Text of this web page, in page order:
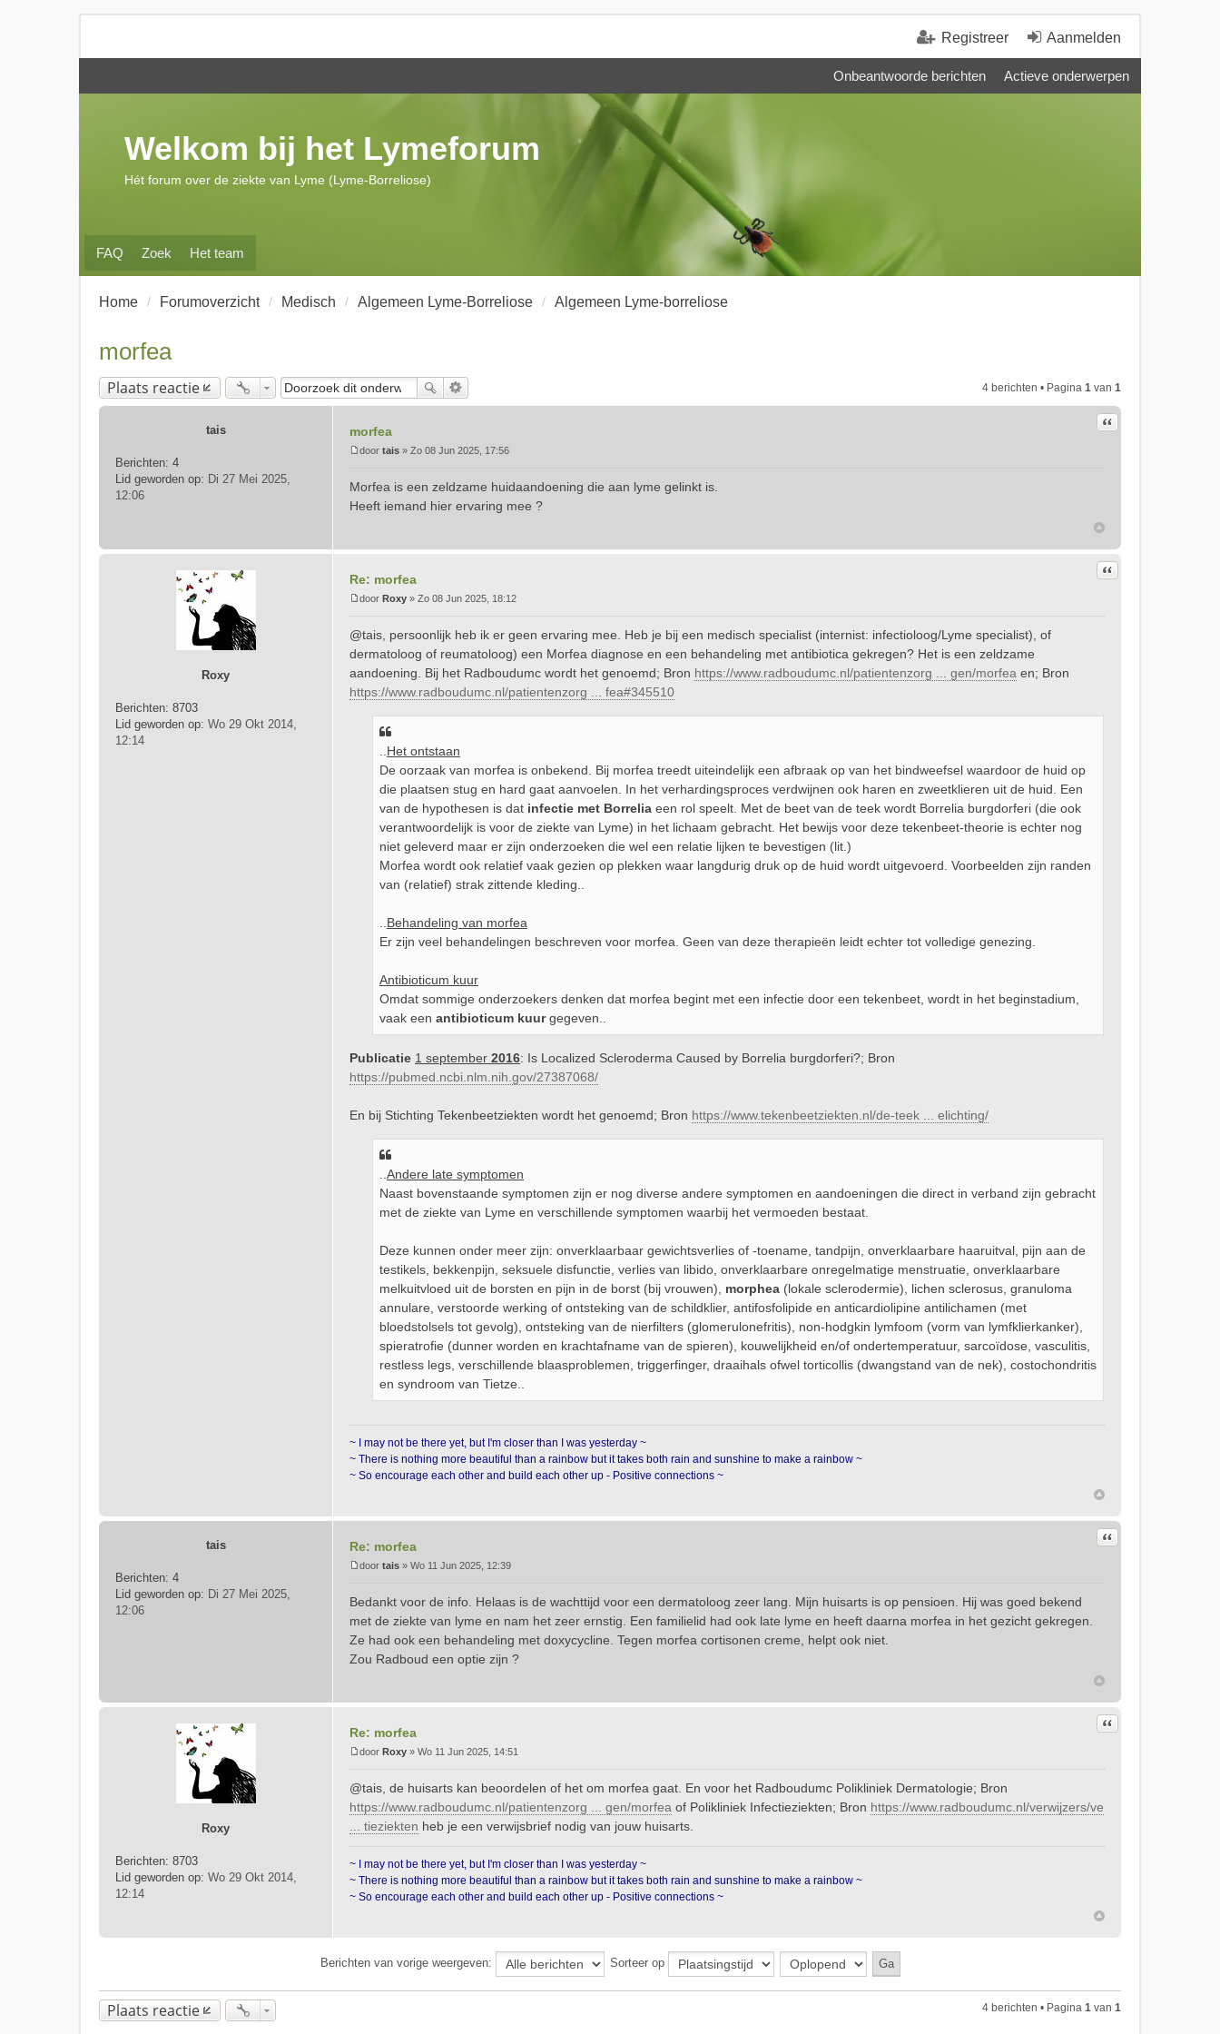
Aanmelden
Registreer
Onbeantwoorde berichten Actieve onderwerpen
FAQ Zoek Het team
Welkom bij het Lymeforum
Hét forum over de ziekte van Lyme (Lyme-Borreliose)
Home Forumoverzicht Medisch Algemeen Lyme-Borreliose Algemeen Lyme-borreliose
morfea
Plaats reactie 4 berichten • Pagina 1 van 1
tais
Berichten: 4
Lid geworden op: Di 27 Mei 2025,
12:06
morfea Citeer
r
i
door tais » Zo 08 Jun 2025, 17:56
Morfea is een zeldzame huidaandoening die aan lyme gelinkt is.
Heeft iemand hier ervaring mee ?
Roxy
Berichten: 8703
Lid geworden op: Wo 29 Okt 2014,
12:14
Re: morfea Citeer
i
c
h
door Roxy » Zo 08 Jun 2025, 18:12
@tais, persoonlijk heb ik er geen ervaring mee. Heb je bij een medisch specialist (internist: infectioloog/Lyme specialist), of
dermatoloog of reumatoloog) een Morfea diagnose en een behandeling met antibiotica gekregen? Het is een zeldzame
aandoening. Bij het Radboudumc wordt het genoemd; Bron https://www.radboudumc.nl/patientenzorg ... gen/morfea en; Bron
https://www.radboudumc.nl/patientenzorg ... fea#345510
Het ontstaan
De oorzaak van morfea is onbekend. Bij morfea treedt uiteindelijk een afbraak op van het bindweefsel waardoor de huid op
die plaatsen stug en hard gaat aanvoelen. In het verhardingsproces verdwijnen ook haren en zweetklieren uit de huid. Een
van de hypothesen is dat infectie met Borrelia een rol speelt. Met de beet van de teek wordt Borrelia burgdorferi (die ook
verantwoordelijk is voor de ziekte van Lyme) in het lichaam gebracht. Het bewijs voor deze tekenbeet-theorie is echter nog
niet geleverd maar er zijn onderzoeken die wel een relatie lijken te bevestigen (lit.)
Morfea wordt ook relatief vaak gezien op plekken waar langdurig druk op de huid wordt uitgevoerd. Voorbeelden zijn randen
van (relatief) strak zittende kleding..
Behandeling van morfea
Er zijn veel behandelingen beschreven voor morfea. Geen van deze therapieën leidt echter tot volledige genezing.
Antibioticum kuur
Omdat sommige onderzoekers denken dat morfea begint met een infectie door een tekenbeet, wordt in het beginstadium,
vaak een antibioticum kuurgegeven..
Publicatie 1 september 2016: Is Localized Scleroderma Caused by Borrelia burgdorferi?; Bron
https://pubmed.ncbi.nlm.nih.gov/27387068/
En bij Stichting Tekenbeetziekten wordt het genoemd; Bron https://www.tekenbeetziekten.nl/de-teek ... elichting/
Andere late symptomen
Naast bovenstaande symptomen zijn er nog diverse andere symptomen en aandoeningen die direct in verband zijn gebracht
met de ziekte van Lyme en verschillende symptomen waarbij het vermoeden bestaat.
Deze kunnen onder meer zijn: onverklaarbaar gewichtsverlies of -toename, tandpijn, onverklaarbare haaruitval, pijn aan de
testikels, bekkenpijn, seksuele disfunctie, verlies van libido, onverklaarbare onregelmatige menstruatie, onverklaarbare
melkuitvloed uit de borsten en pijn in de borst (bij vrouwen), morphea (lokale sclerodermie), lichen sclerosus, granuloma
annulare, verstoorde werking of ontsteking van de schildklier, antifosfolipide en anticardiolipine antilichamen (met
bloedstolsels tot gevolg), ontsteking van de nierfilters (glomerulonefritis), non-hodgkin lymfoom (vorm van lymfklierkanker),
spieratrofie (dunner worden en krachtafname van de spieren), kouwelijkheid en/of ondertemperatuur, sarcoïdose, vasculitis,
restless legs, verschillende blaasproblemen, triggerfinger, draaihals ofwel torticollis (dwangstand van de nek), costochondritis
en syndroom van Tietze..
~ I may not be there yet, but I'm closer than I was yesterday ~
~ There is nothing more beautiful than a rainbow but it takes both rain and sunshine to make a rainbow ~
~ So encourage each other and build each other up - Positive connections ~
tais
Berichten: 4
Lid geworden op: Di 27 Mei 2025,
12:06
Re: morfea Citeer
r
i
c
h
door tais » Wo 11 Jun 2025, 12:39
Bedankt voor de info. Helaas is de wachttijd voor een dermatoloog zeer lang. Mijn huisarts is op pensioen. Hij was goed bekend
met de ziekte van lyme en nam het zeer ernstig. Een familielid had ook late lyme en heeft daarna morfea in het gezicht gekregen.
Ze had ook een behandeling met doxycycline. Tegen morfea cortisonen creme, helpt ook niet.
Zou Radboud een optie zijn ?
Roxy
Berichten: 8703
Lid geworden op: Wo 29 Okt 2014,
12:14
Re: morfea Citeer
i
c
h
t
door Roxy » Wo 11 Jun 2025, 14:51
@tais, de huisarts kan beoordelen of het om morfea gaat. En voor het Radboudumc Polikliniek Dermatologie; Bron
https://www.radboudumc.nl/patientenzorg ... gen/morfea of Polikliniek Infectieziekten; Bron https://www.radboudumc.nl/verwijzers/ve
... tieziekten heb je een verwijsbrief nodig van jouw huisarts.
~ I may not be there yet, but I'm closer than I was yesterday ~
~ There is nothing more beautiful than a rainbow but it takes both rain and sunshine to make a rainbow ~
~ So encourage each other and build each other up - Positive connections ~
Berichten van vorige weergeven: Sorteer op
Plaats reactie 4 berichten • Pagina 1 van 1